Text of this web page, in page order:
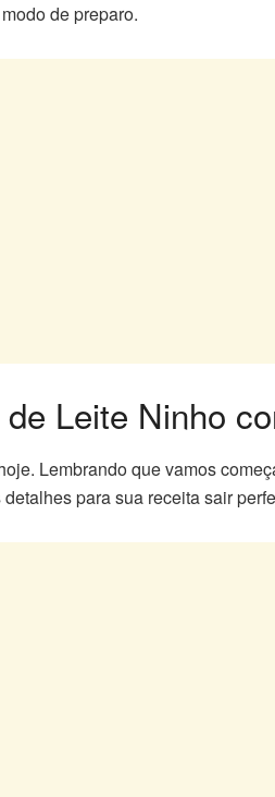
de preparo.
Leite Ninho
Lembrando que vamos
para sua receita sair